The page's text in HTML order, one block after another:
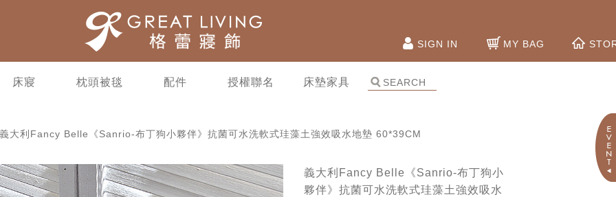
床寢 枕頭被毯 配件 授權聯名 床墊家具
SIGN IN MY BAG
義大利Fancy Belle《Sanrio-布丁狗小夥伴》抗菌可水洗軟式珪藻土強效吸水地墊 60*39CM
義大利Fancy Belle《Sanrio-布丁狗小
夥伴》抗菌可水洗軟式珪藻土強效吸水